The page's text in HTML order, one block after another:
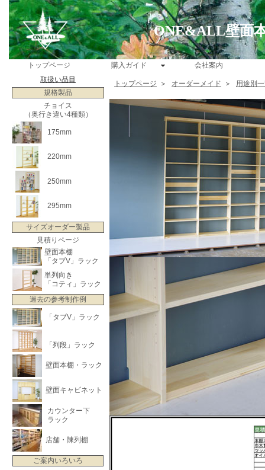
ONE&ALL壁面
トップページ 購入ガイド
会社案内
取扱い品目
規格製品
チョイス
（奥行き違い4種類）
175mm
220mm
250mm
295mm
サイズオーダー製品
見積りページ
壁面本棚
「タブV」ラック
単列向き
「コティ」ラック
過去の参考制作例
「タブV」ラック
「列段」ラック
壁面本棚・ラック
壁面キャビネット
カウンター下
ラック
店舗・陳列棚
ご案内いろいろ
トップページ ＞ オーダーメイド ＞ 用途別